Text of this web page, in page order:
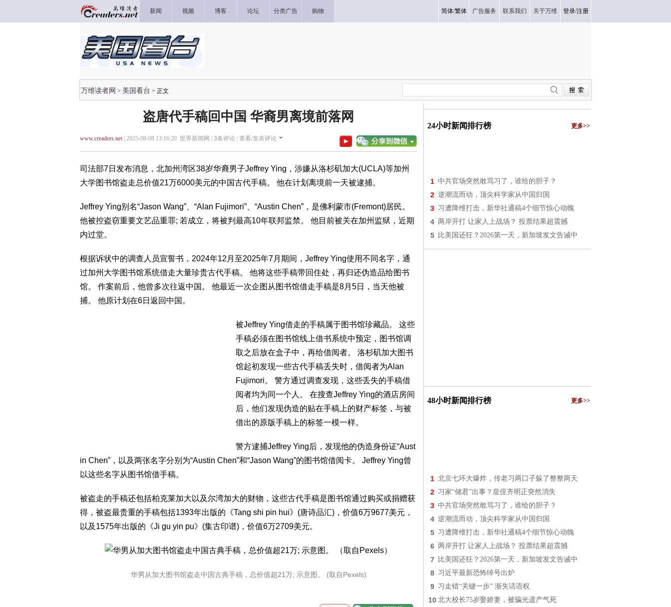
新闻 视频 博客 论坛 分类广告 购物 简体/繁体 广告服务 联系我们 关于万维 登录/注册
万维读者网 > 美国看台 > 正文
盗唐代手稿回中国 华裔男离境前落网
www.creaders.net| 2025-08-08 13:16:20 世界新闻网 | 3条评论 | 查看/发表评论
司法部7日发布消息，北加州湾区38岁华裔男子Jeffrey Ying，涉嫌从洛杉矶加大(UCLA)等加州
大学图书馆盗走总价值21万6000美元的中国古代手稿。 他在计划离境前一天被逮捕。
Jeffrey Ying别名“Jason Wang”、“Alan Fujimori”、“Austin Chen”，是佛利蒙市(Fremont)居民。
他被控盗窃重要文艺品重罪; 若成立，将被判最高10年联邦监禁。 他目前被关在加州监狱，近期
内过堂。
根据诉状中的调查人员宣誓书，2024年12月至2025年7月期间，Jeffrey Ying使用不同名字，通
过加州大学图书馆系统借走大量珍贵古代手稿。 他将这些手稿带回住处，再归还伪造品给图书
馆。 作案前后，他曾多次往返中国。 他最近一次企图从图书馆借走手稿是8月5日，当天他被
捕。 他原计划在6日返回中国。
被Jeffrey Ying借走的手稿属于图书馆珍藏品。 这些
手稿必须在图书馆线上借书系统中预定，图书馆调
取之后放在盒子中，再给借阅者。 洛杉矶加大图书
馆起初发现一些古代手稿丢失时，借阅者为Alan
Fujimori。 警方通过调查发现，这些丢失的手稿借
阅者均为同一个人。 在搜查Jeffrey Ying的酒店房间
后，他们发现伪造的贴在手稿上的财产标签，与被
借出的原版手稿上的标签一模一样。
警方逮捕Jeffrey Ying后，发现他的伪造身份证“Aust
in Chen”，以及两张名字分别为“Austin Chen”和“Jason Wang”的图书馆借阅卡。 Jeffrey Ying曾
以这些名字从图书馆借手稿。
被盗走的手稿还包括柏克莱加大以及尔湾加大的财物，这些古代手稿是图书馆通过购买或捐赠获
得，被盗最贵重的手稿包括1393年出版的《Tang shi pin hui》(唐诗品汇)，价值6万9677美元，
以及1575年出版的《Ji gu yin pu》(集古印谱)，价值6万2709美元。
华男从加大图书馆盗走中国古典手稿，总价值超21万; 示意图。 (取自Pexels)
24小时新闻排行榜 更多>>
1 中共官场突然敢骂习了，谁给的胆子？
2 逆潮流而动，顶尖科学家从中国归国
3 习遭降维打击，新华社通稿4个细节惊心动魄
4 两岸开打 让家人上战场？ 投票结果超震撼
5 比美国还狂？2026第一天，新加坡发文告诫中
48小时新闻排行榜 更多>>
1 北京七环大爆炸，传老习两口子躲了整整两天
2 习家“储君”出事？皇侄齐明正突然消失
3 中共官场突然敢骂习了，谁给的胆子？
4 逆潮流而动，顶尖科学家从中国归国
5 习遭降维打击，新华社通稿4个细节惊心动魄
6 两岸开打 让家人上战场？ 投票结果超震撼
7 比美国还狂？2026第一天，新加坡发文告诫中
8 习近平最新恐怖绰号出炉
9 习走错“关键一步” 渐失话语权
10 北大校长75岁娶娇妻，被骗光遗产气死